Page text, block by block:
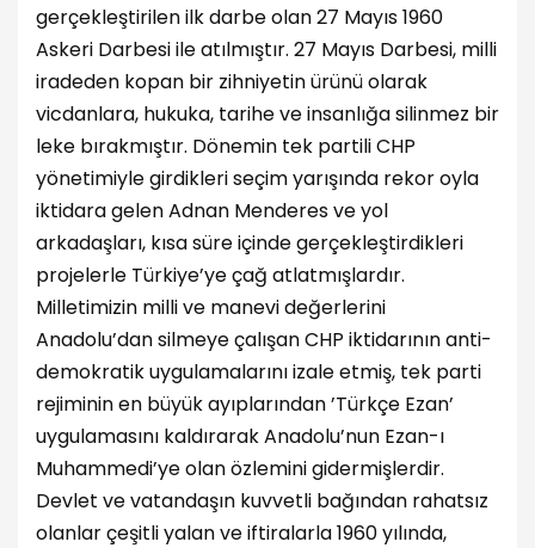
gerçekleştirilen ilk darbe olan 27 Mayıs 1960
Askeri Darbesi ile atılmıştır. 27 Mayıs Darbesi, milli
iradeden kopan bir zihniyetin ürünü olarak
vicdanlara, hukuka, tarihe ve insanlığa silinmez bir
leke bırakmıştır. Dönemin tek partili CHP
yönetimiyle girdikleri seçim yarışında rekor oyla
iktidara gelen Adnan Menderes ve yol
arkadaşları, kısa süre içinde gerçekleştirdikleri
projelerle Türkiye’ye çağ atlatmışlardır.
Milletimizin milli ve manevi değerlerini
Anadolu’dan silmeye çalışan CHP iktidarının anti-
demokratik uygulamalarını izale etmiş, tek parti
rejiminin en büyük ayıplarından ’Türkçe Ezan’
uygulamasını kaldırarak Anadolu’nun Ezan-ı
Muhammedi’ye olan özlemini gidermişlerdir.
Devlet ve vatandaşın kuvvetli bağından rahatsız
olanlar çeşitli yalan ve iftiralarla 1960 yılında,